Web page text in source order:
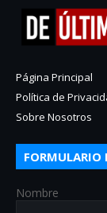
Página Principal
Política de
Sobre Nosotros
FORMULARIO
Nombre